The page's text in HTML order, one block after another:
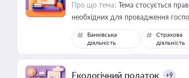
Про що тема: Тема стосується
необхідних для провадження
Банківська
діяльність
Страхова
діяльність
Екологічний податок +9